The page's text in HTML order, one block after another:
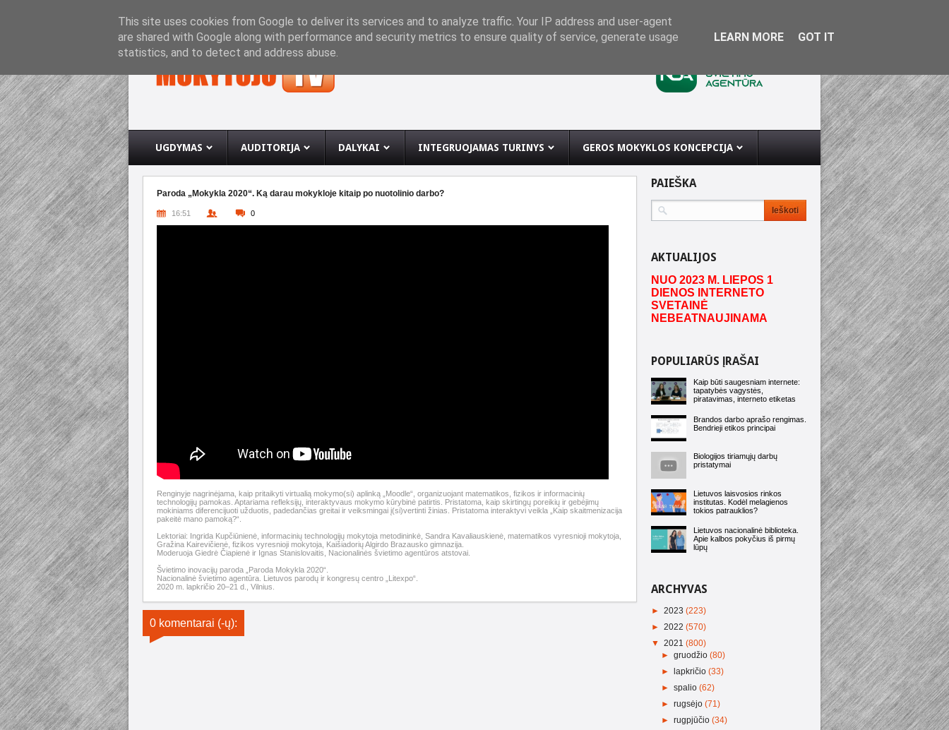
UGDYMAS AUDITORIJA DALYKAI INTEGRUOJAMAS TURINYS GEROS MOKYKLOS KONCEPCIJA
Paroda „Mokykla 2020“. Ką darau mokykloje kitaip po nuotolinio darbo?
16:51 0
Renginyje nagrinėjama, kaip pritaikyti virtualią mokymo(si) aplinką „Moodle“, organizuojant matematikos, fizikos ir informacinių
technologijų pamokas. Aptariama refleksijų, interaktyvaus mokymo kūrybinė patirtis. Pristatoma, kaip skirtingų poreikių ir gebėjimų
mokiniams diferencijuoti užduotis, padedančias greitai ir veiksmingai į(si)vertinti žinias. Pristatoma interaktyvi veikla „Kaip skaitmenizacija
pakeitė mano pamoką?“.
Lektoriai: Ingrida Kupčiūnienė, informacinių technologijų mokytoja metodininkė, Sandra Kavaliauskienė, matematikos vyresnioji mokytoja,
Gražina Kairevičienė, fizikos vyresnioji mokytoja, Kaišiadorių Algirdo Brazausko gimnazija.
Moderuoja Giedrė Čiapienė ir Ignas Stanislovaitis, Nacionalinės švietimo agentūros atstovai.
Švietimo inovacijų paroda „Paroda Mokykla 2020“.
Nacionalinė švietimo agentūra. Lietuvos parodų ir kongresų centro „Litexpo“.
2020 m. lapkričio 20–21 d., Vilnius.
0 komentarai (-ų):
PAIEŠKA
AKTUALIJOS
NUO 2023 M. LIEPOS 1
DIENOS INTERNETO
SVETAINĖ
NEBEATNAUJINAMA
POPULIARŪS ĮRAŠAI
Kaip būti saugesniam internete:
tapatybės vagystės,
piratavimas, interneto etiketas
Brandos darbo aprašo rengimas.
Bendrieji etikos principai
Biologijos tiriamųjų darbų
pristatymai
Lietuvos laisvosios rinkos
institutas. Kodėl melagienos
tokios patrauklios?
Lietuvos nacionalinė biblioteka.
Apie kalbos pokyčius iš pirmų
lūpų
ARCHYVAS
► 2023 (223)
► 2022 (570)
▼ 2021 (800)
►gruodžio(80)
►lapkričio(33)
►spalio(62)
►rugsėjo(71)
►rugpjūčio(34)
This site uses cookies from Google to deliver its services and to analyze traffic. Your IP address and user-agent
are shared with Google along with performance and security metrics to ensure quality of service, generate usage
statistics, and to detect and address abuse.
LEARN MORE GOT IT